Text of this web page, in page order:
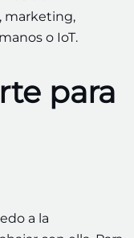
marketing,
o IoT.
para
a la